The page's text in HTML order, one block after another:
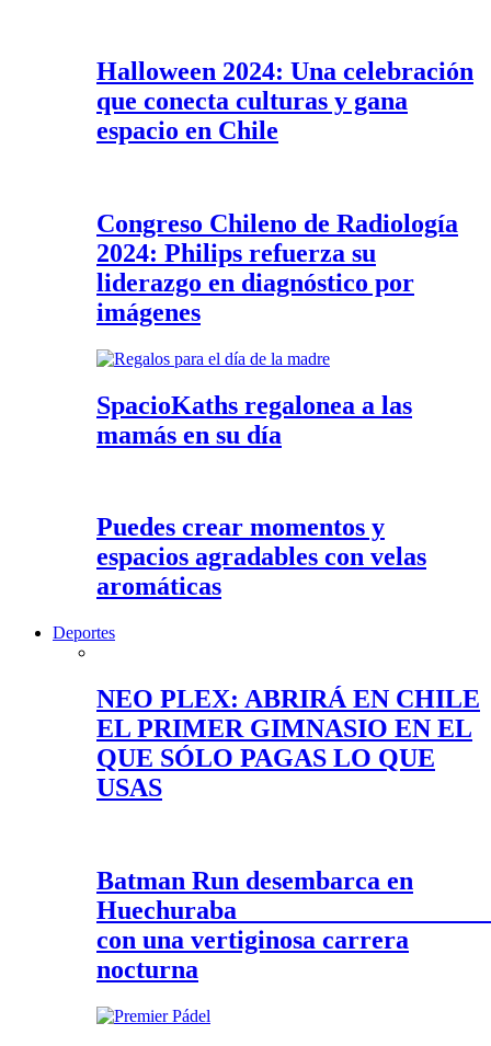
Halloween 2024: Una celebración
que conecta culturas y gana
espacio en Chile
Congreso Chileno de Radiología
2024: Philips refuerza su
liderazgo en diagnóstico por
imágenes
SpacioKaths regalonea a las
mamás en su día
Puedes crear momentos y
espacios agradables con velas
aromáticas
Deportes
NEO PLEX: ABRIRÁ EN CHILE
EL PRIMER GIMNASIO EN EL
QUE SÓLO PAGAS LO QUE
USAS
Batman Run desembarca en
con una vertiginosa carrera
nocturna